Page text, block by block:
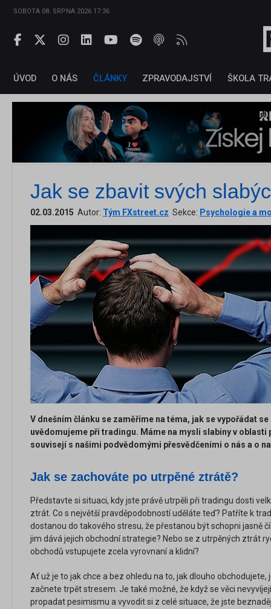
SOBOTA 08. SRPNA 2026 17:36
ÚVOD O NÁS ČLÁNKY ZPRAVODAJSTVÍ ŠKOLA
Jak se zbavit svých
02.03.2015 Autor: Tým FXstreet.cz Sekce: Psychologie a
V dnešním článku se zaměříme na téma, jak se vypořádat
uvědomujeme při tradingu. Máme na mysli slabiny v
souvisejí s našimi podvědomými přesvědčeními o nás a o
Jak se zachováte po utrpěné ztrátě?
Představte si situaci, kdy jste právě utrpěli při tradingu dosti
ztrát. Co s největší pravděpodobností uděláte teď? Patříte k
dostanou do takového stresu, že přestanou být schopni jasně
jim dává jejich obchodní strategie? Nebo se z utrpěných ztrát
obchodů vstupujete zcela vyrovnaní a klidní?
Ať už je to jak chce a bez ohledu na to, jak dlouho obchodujete,
začnete trpět stresem. Je také možné, že když se věci
propadat pesimismu a vyvodit si z celé situace, že jste